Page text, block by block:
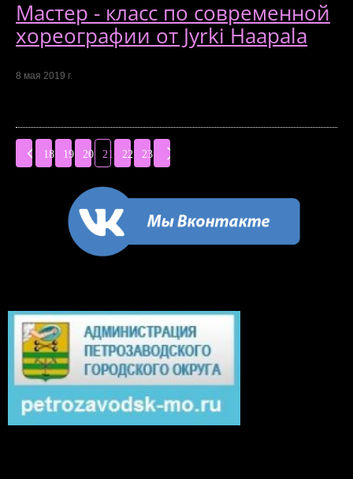
Мастер - класс по современной
хореографии от Jyrki Haapala
8 мая 2019 г.
18 19 20 21 22 23